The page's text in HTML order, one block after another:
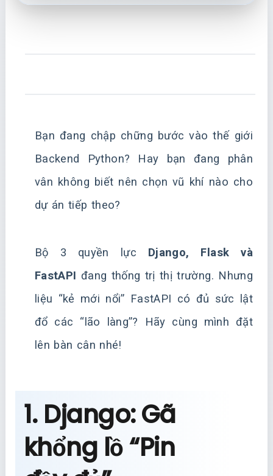
Bạn đang chập chững bước vào thế giới
Backend Python? Hay bạn đang phân
vân không biết nên chọn vũ khí nào cho
dự án tiếp theo?
Bộ 3 quyền lực
Django, Flask và
FastAPI đang thống trị thị trường. Nhưng
liệu “kẻ mới nổi” FastAPI có đủ sức lật
đổ các “lão làng”? Hãy cùng mình đặt
lên bàn cân nhé!
1. Django: Gã
khổng lồ “Pin